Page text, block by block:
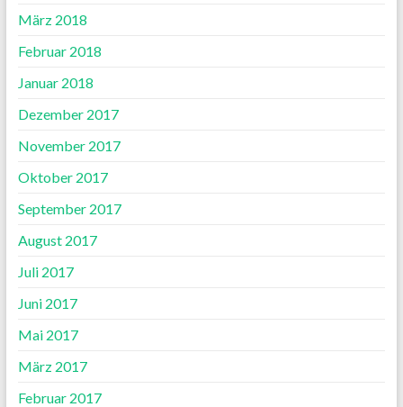
März 2018
Februar 2018
Januar 2018
Dezember 2017
November 2017
Oktober 2017
September 2017
August 2017
Juli 2017
Juni 2017
Mai 2017
März 2017
Februar 2017